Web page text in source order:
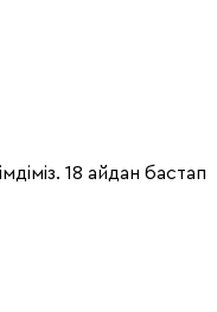
18 айдан бастап